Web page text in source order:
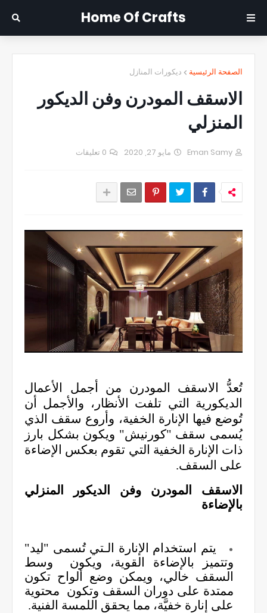
Home Of Crafts
الصفحة الرئيسية ديكورات المنازل
الاسقف المودرن وفن الديكور
المنزلي
Eman Samy مايو 27, 2020 0 تعليقات
تُعدُّ الاسقف المودرن من أجمل الأعمال
الديكورية التي تلفت الأنظار، والأجمل أن
تُوضع فيها الإنارة الخفية، وأروع سقف الذي
يُسمى سقف "كورنيش" ويكون بشكل بارز
ذات الإنارة الخفية التي تقوم بعكس الإضاءة
على السقف.
الاسقف المودرن وفن الديكور المنزلي
بالإضاءة
يتم استخدام الإنارة الـتي تُسمى "ليد"
وتتميز بالإضاءة القوية، ويكون وسط
السقف خالي، ويمكن وضع ألواح تكون
ممتدة على دوران السقف وتكون محتوية
على إنارة خفيَّة، مما يحقق اللمسة الفنية.